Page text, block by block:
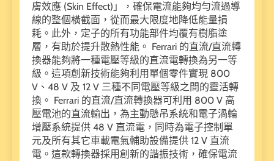
膚效應 (Skin Effect)」，確保電流能夠均勻流過導
線的整個橫截面，從而最大限度地降低能量損
耗。此外，定子的所有功能部件均覆有樹脂塗
層，有助於提升散熱性能。 Ferrari 的直流/直流轉
換器能夠將一種電壓等級的直流電轉換為另一等
級。這項創新技術能夠利用單個零件實現 800
V、48 V 及 12 V 三種不同電壓等級之間的靈活轉
換。 Ferrari 的直流/直流轉換器可利用 800 V 高
壓電池的直流輸出，為主動懸吊系統和電子渦輪
增壓系統提供 48 V 直流電，同時為電子控制單
元及所有其它車載電氣輔助設備提供 12 V 直流
電。這款轉換器採用創新的諧振技術，確保電流